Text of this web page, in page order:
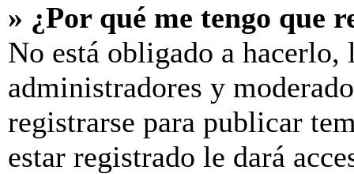
» ¿Por qué me tengo que
No está obligado a
administradores y
registrarse para publicar
estar registrado le dará